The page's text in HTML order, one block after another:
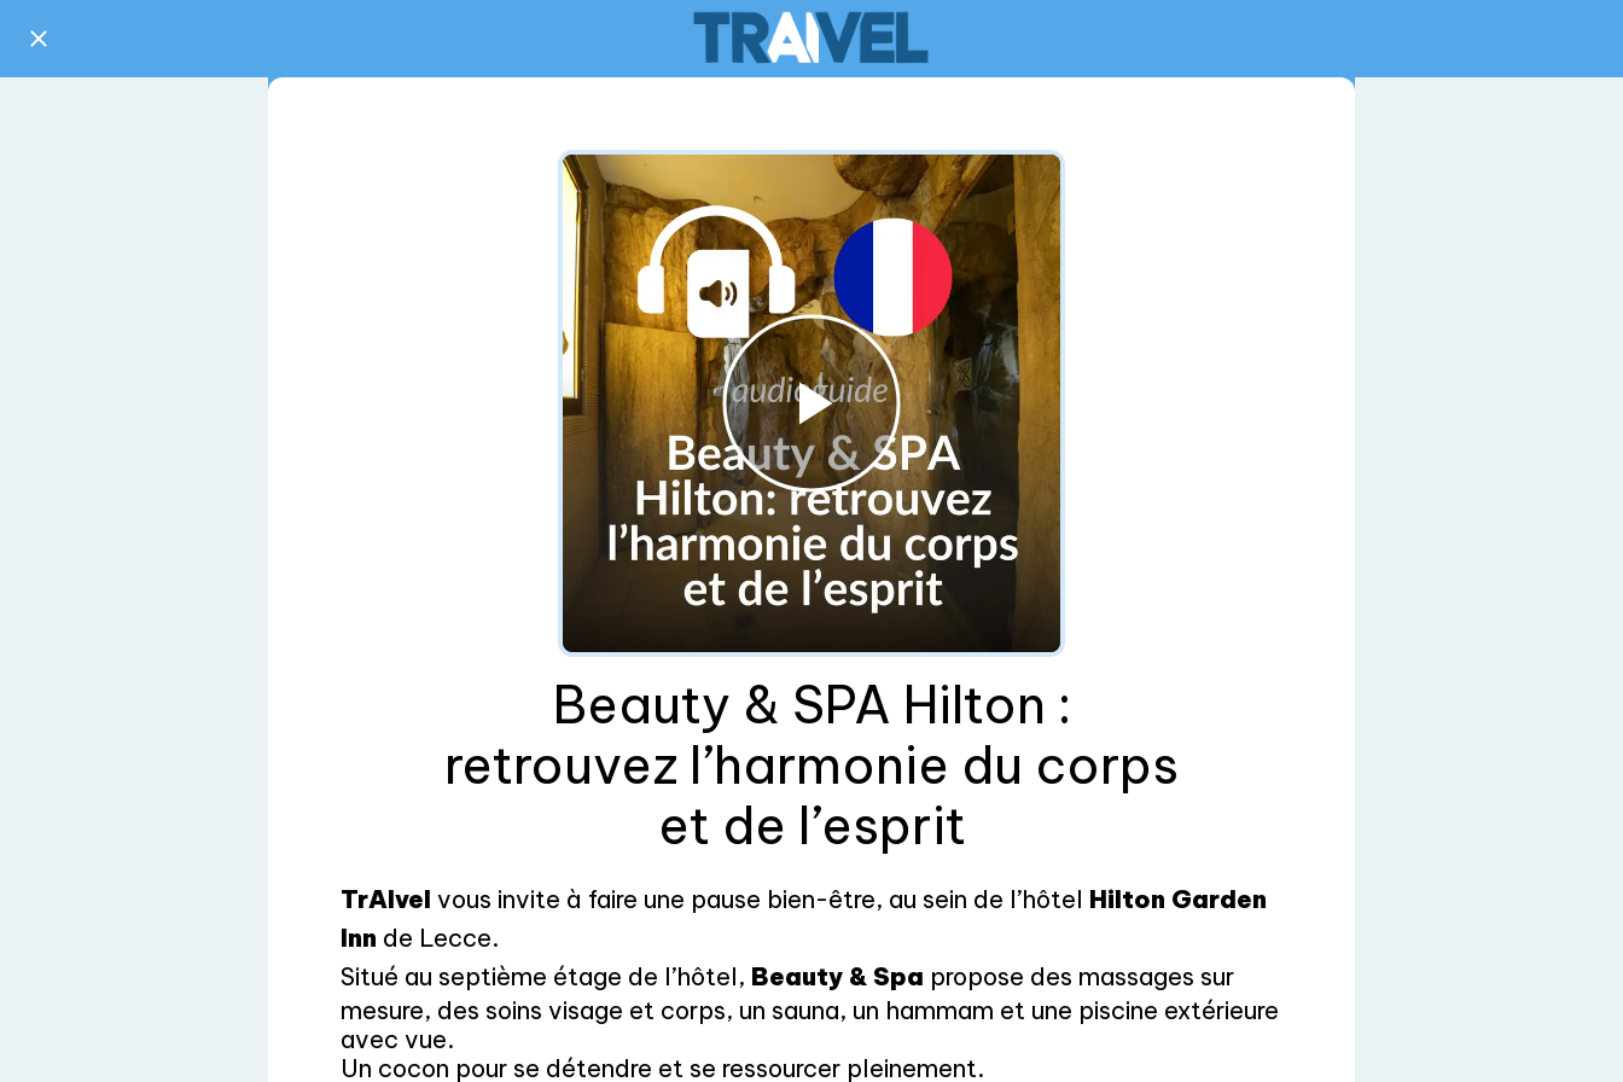
Beauty & SPA Hilton :
retrouvez l’harmonie du corps
et de l’esprit
TrAIvel vous invite à faire une pause bien-être, au sein de l’hôtel Hilton Garden
Inn de Lecce.
Situé au septième étage de l’hôtel, Beauty & Spa propose des massages sur
mesure, des soins visage et corps, un sauna, un hammam et une piscine extérieure
avec vue.
Un cocon pour se détendre et se ressourcer pleinement.